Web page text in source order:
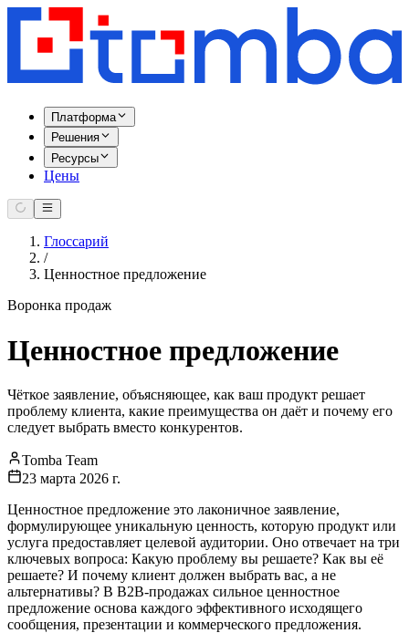
Платформа
Решения
Ресурсы
Цены
Глоссарий
/
Ценностное предложение
Воронка продаж
Ценностное предложение
Чёткое заявление, объясняющее, как ваш продукт решает
проблему клиента, какие преимущества он даёт и почему его
следует выбрать вместо конкурентов.
Tomba Team
23 марта 2026 г.
Ценностное предложение это лаконичное заявление,
формулирующее уникальную ценность, которую продукт или
услуга предоставляет целевой аудитории. Оно отвечает на три
ключевых вопроса: Какую проблему вы решаете? Как вы её
решаете? И почему клиент должен выбрать вас, а не
альтернативы? В B2B-продажах сильное ценностное
предложение основа каждого эффективного исходящего
сообщения, презентации и коммерческого предложения.